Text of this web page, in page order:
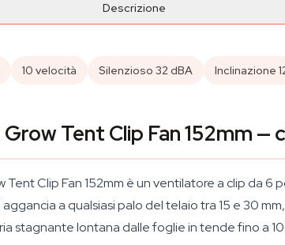
Descrizione
10 velocità Silenzioso 32 dBA Inclinazione
Tent Clip Fan 152mm
Tent Clip Fan 152mm è un ventilatore a clip da
aggancia a qualsiasi palo del telaio tra 15 e 30
stagnante lontana dalle foglie in tende fino a